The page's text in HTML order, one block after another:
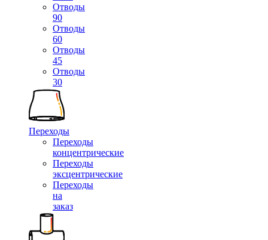
Отводы
90
Отводы
60
Отводы
45
Отводы
30
Переходы
Переходы
концентрические
Переходы
эксцентрические
Переходы
на
заказ